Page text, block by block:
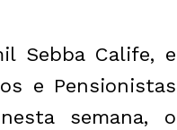
Sebba Calife, e
e Pensionistas
semana, o